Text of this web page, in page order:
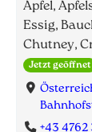
Apfel,
Essig,
Chutney,
Jetzt geöffnet
+43 4762